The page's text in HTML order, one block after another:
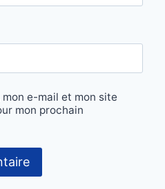
e-mail et mon site
mon prochain